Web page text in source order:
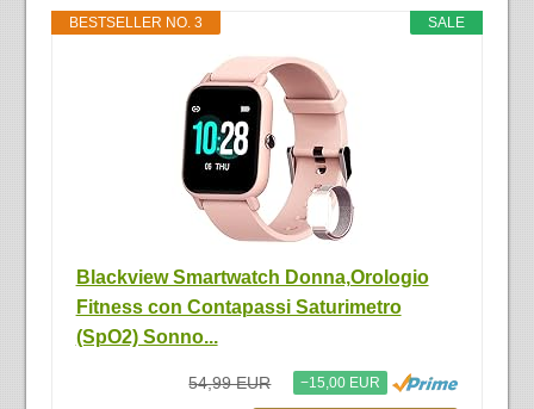
SALE
BESTSELLER NO. 3
Blackview Smartwatch Donna,Orologio
Fitness con Contapassi Saturimetro
(SpO2) Sonno...
54,99 EUR −15,00 EUR